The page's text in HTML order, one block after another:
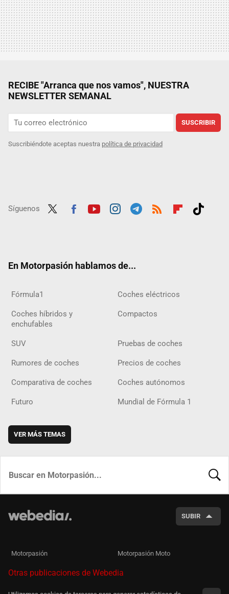
RECIBE "Arranca que nos vamos", NUESTRA
NEWSLETTER SEMANAL
SUSCRIBIR
Suscribiéndote aceptas nuestra política de privacidad
Síguenos
En Motorpasión hablamos de...
Fórmula1 Coches eléctricos
Coches híbridos y
enchufables
Compactos
SUV Pruebas de coches
Rumores de coches Precios de coches
Comparativa de coches Coches autónomos
Futuro Mundial de Fórmula 1
VER MÁS TEMAS
SUBIR
Motorpasión Motorpasión Moto
Otras publicaciones de Webedia